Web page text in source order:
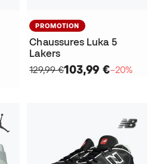
PROMOTION
Chaussures Luka 5
Lakers
129,99 €103,99 €−20%